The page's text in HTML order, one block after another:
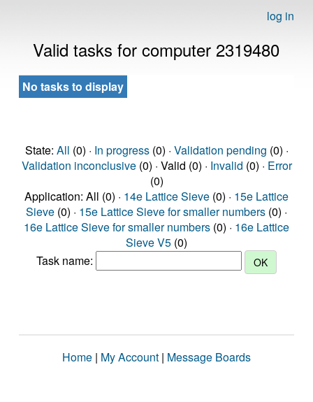
log in
Valid tasks for computer 2319480
No tasks to display
State: All (0) · In progress(0) · Validation pending (0) ·
Validation inconclusive(0) · Valid (0) · Invalid (0) · Error
(0)
Application: All (0) · 14e Lattice Sieve (0) · 15e Lattice
Sieve (0) · 15e Lattice Sieve for smaller numbers (0) ·
16e Lattice Sieve for smaller numbers (0) · 16e Lattice
Sieve V5 (0)
Task name:
Home | My Account | Message Boards